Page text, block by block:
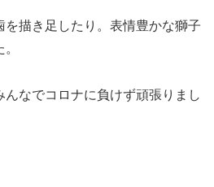
を描き足したり。表情豊かな獅子
なでコロナに負けず頑張りまし